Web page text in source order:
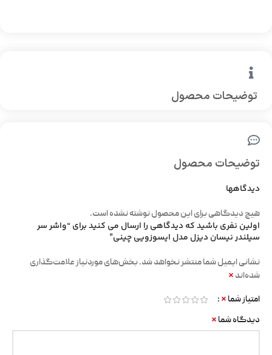
توضیحات محصول
توضیحات محصول
دیدگاهها
هیچ دیدگاهی برای این محصول نوشته نشده است.
اولین نفری باشید که دیدگاهی را ارسال می کنید برای “واشر سر
سیلندر نیسان دیزل مدل ایسوزویی چینی”
نشانی ایمیل شما منتشر نخواهد شد.بخش‌های موردنیاز علامت‌گذاری
شده‌اند *
امتیاز شما *
دیدگاه شما *